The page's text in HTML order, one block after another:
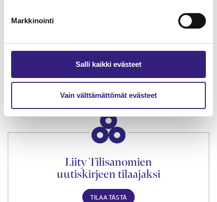
Markkinointi
Salli kaikki evästeet
Vain välttämättömät evästeet
lukuoikeus
TILAA TÄSTÄ
Liity Tilisanomien
uutiskirjeen tilaajaksi
TILAA TÄSTÄ